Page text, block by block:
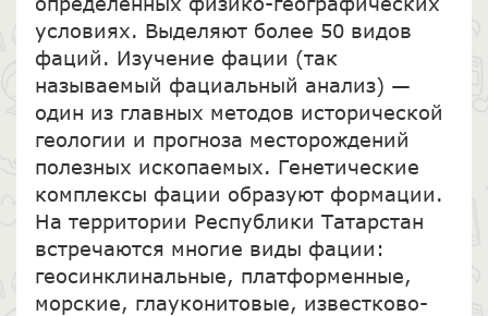
условиях. Выделяют более 50 видов
фаций. Изучение фации (так
называемый фациальный анализ) —
один из главных методов исторической
геологии и прогноза месторождений
полезных ископаемых. Генетические
комплексы фации образуют формации.
На территории Республики Татарстан
встречаются многие виды фации:
геосинклинальные, платформенные,
морские, глауконитовые, известково-